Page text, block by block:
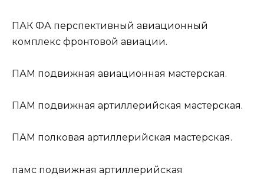
ПАК ФА перспективный авиационный
комплекс фронтовой авиации.
ПАМ подвижная авиационная мастерская.
ПАМ подвижная артиллерийская мастерская.
ПАМ полковая артиллерийская мастерская.
памс подвижная артиллерийская